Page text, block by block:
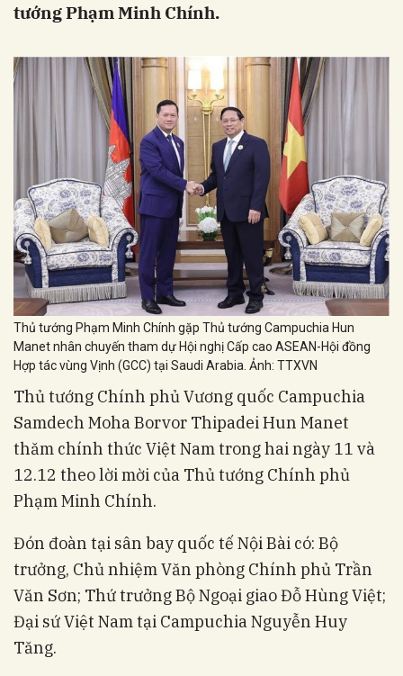
tướng Phạm Minh Chính.
Thủ tướng Phạm Minh Chính gặp Thủ tướng Campuchia Hun
Manet nhân chuyến tham dự Hội nghị Cấp cao ASEAN-Hội đồng
Hợp tác vùng Vịnh (GCC) tại Saudi Arabia. Ảnh: TTXVN
Thủ tướng Chính phủ Vương quốc Campuchia
Samdech Moha Borvor Thipadei Hun Manet
thăm chính thức Việt Nam trong hai ngày 11 và
12.12 theo lời mời của Thủ tướng Chính phủ
Phạm Minh Chính.
Đón đoàn tại sân bay quốc tế Nội Bài có: Bộ
trưởng, Chủ nhiệm Văn phòng Chính phủ Trần
Văn Sơn; Thứ trưởng Bộ Ngoại giao Đỗ Hùng Việt;
Đại sứ Việt Nam tại Campuchia Nguyễn Huy
Tăng.